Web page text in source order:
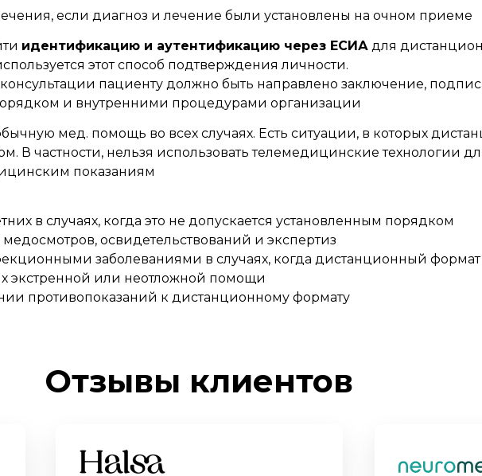
если диагноз и лечение были установлены на очном приеме
идентификацию и аутентификацию через ЕСИА для
этот способ подтверждения личности.
пациенту должно быть направлено заключение,
и внутренними процедурами организации
мед. помощь во всех случаях. Есть ситуации, в которых
В частности, нельзя использовать телемедицинские технологии
показаниям
в случаях, когда это не допускается установленным порядком
освидетельствований и экспертиз
заболеваниями в случаях, когда дистанционный формат
экстренной или неотложной помощи
противопоказаний к дистанционному формату
Отзывы клиентов